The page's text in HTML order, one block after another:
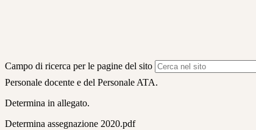
Campo di ricerca per le pagine del sito
Personale docente e del Personale ATA.
Determina in allegato.
Determina assegnazione 2020.pdf